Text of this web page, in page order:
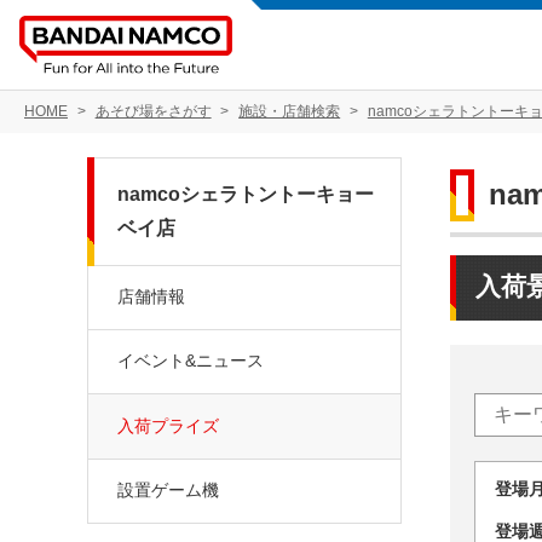
HOME あそび場をさがす 施設・店舗検索 namcoシェラトントーキ
入荷
登
登
namcoシェラトントーキョー
ベイ店
店舗情報
イベント&ニュース
入荷プライズ
設置ゲーム機